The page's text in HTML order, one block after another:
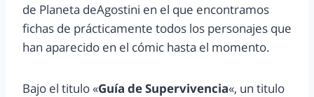
de Planeta deAgostini en el que encontramos
fichas de prácticamente todos los personajes que
han aparecido en el cómic hasta el momento.
Bajo el titulo «Guía de Supervivencia«, un titulo